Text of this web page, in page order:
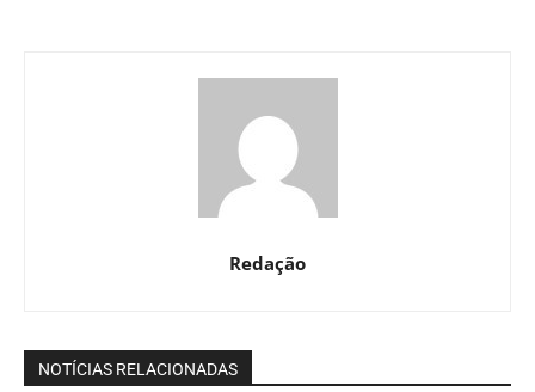
Redação
NOTÍCIAS RELACIONADAS